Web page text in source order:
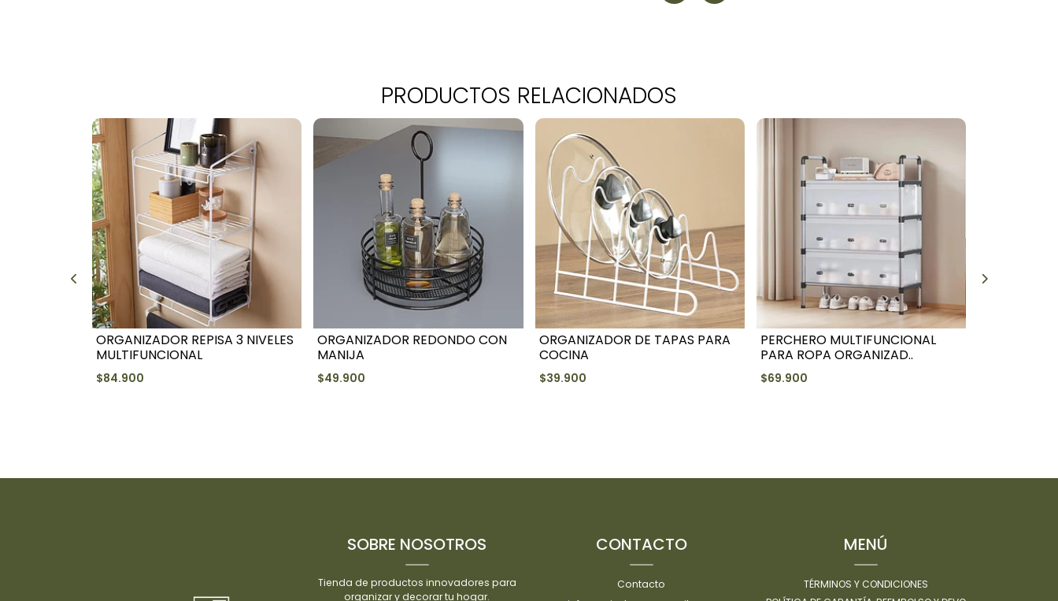
PRODUCTOS RELACIONADOS
ORGANIZADOR REPISA 3 NIVELES
MULTIFUNCIONAL
$84.900
ORGANIZADOR REDONDO CON
MANIJA
$49.900
ORGANIZADOR DE TAPAS PARA
COCINA
$39.900
PERCHERO MULTIFUNCIONAL
PARA ROPA ORGANIZAD..
$69.900
SOBRE NOSOTROS
Tienda de productos innovadores para
organizar y decorar tu hogar.
CONTACTO
Contacto
MENÚ
TÉRMINOS Y CONDICIONES